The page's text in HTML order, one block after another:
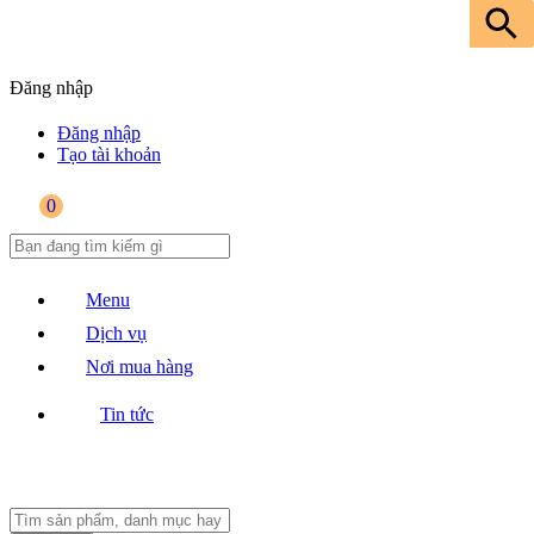
Đăng nhập
Đăng nhập
Tạo tài khoản
0
Menu
Dịch vụ
Nơi mua hàng
Tin tức